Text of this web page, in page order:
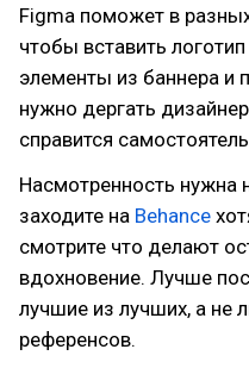
Figma поможет в
чтобы вставить
элементы из баннера и
нужно дергать
справится
Насмотренность нужна
заходите на Behance
смотрите что делают
вдохновение. Лучше
лучшие из лучших, а не
референсов.